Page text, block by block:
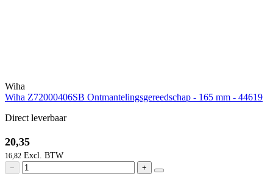
Wiha
Wiha Z72000406SB Ontmantelingsgereedschap - 165 mm - 44619
Direct leverbaar
20,35
16,82
− +